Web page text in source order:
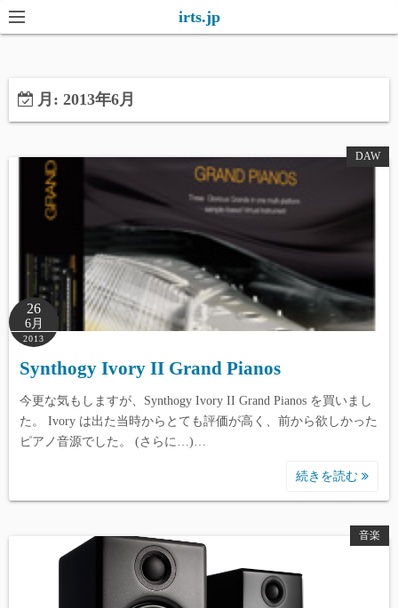
コ
ン
ン
へ
irts.jp
月: 2013年6月
DAW
26
6月
2013
Synthogy Ivory II Grand Pianos
今更な気もしますが、Synthogy Ivory II Grand Pianos を買いまし
た。 Ivory は出た当時からとても評価が高く、前から欲しかった
ピアノ音源でした。 (さらに…)…
続きを読む
音楽